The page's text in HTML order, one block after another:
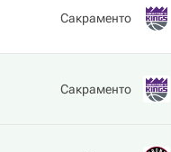
Сакраменто
Сакраменто